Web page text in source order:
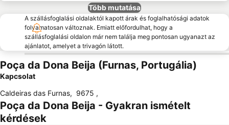
Több mutatása
A szállásfoglalási oldalaktól kapott árak és foglalhatósági adatok
folyamatosan változnak. Emiatt előfordulhat, hogy a
szállásfoglalási oldalon már nem találja meg pontosan ugyanazt az
ajánlatot, amelyet a trivagón látott.
Poça da Dona Beija (Furnas, Portugália)
Kapcsolat
Caldeiras das Furnas, 9675 ,
Poça da Dona Beija - Gyakran ismételt
kérdések